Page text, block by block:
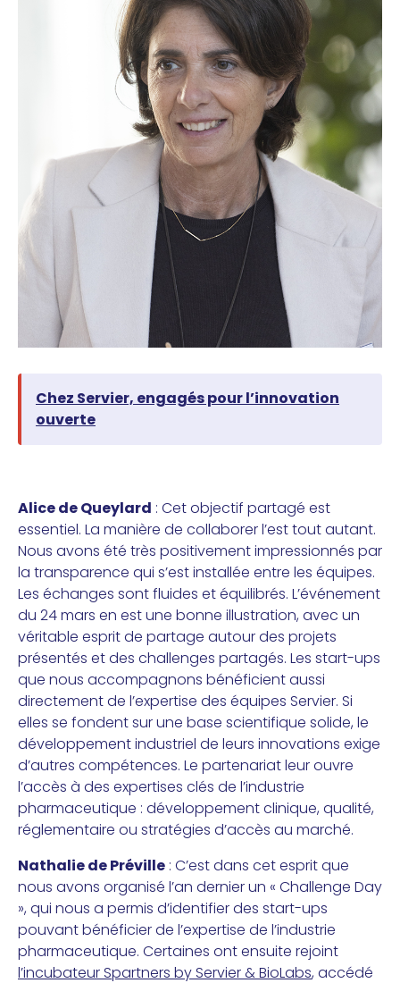
Chez Servier, engagés pour l’innovation
ouverte
Alice de Queylard : Cet objectif partagé est
essentiel. La manière de collaborer l’est tout autant.
Nous avons été très positivement impressionnés par
la transparence qui s’est installée entre les équipes.
Les échanges sont fluides et équilibrés. L’événement
du 24 mars en est une bonne illustration, avec un
véritable esprit de partage autour des projets
présentés et des challenges partagés. Les start-ups
que nous accompagnons bénéficient aussi
directement de l’expertise des équipes Servier. Si
elles se fondent sur une base scientifique solide, le
développement industriel de leurs innovations exige
d’autres compétences. Le partenariat leur ouvre
l’accès à des expertises clés de l’industrie
pharmaceutique : développement clinique, qualité,
réglementaire ou stratégies d’accès au marché.
Nathalie de Préville : C’est dans cet esprit que
nous avons organisé l’an dernier un « Challenge Day
», qui nous a permis d’identifier des start-ups
pouvant bénéficier de l’expertise de l’industrie
pharmaceutique. Certaines ont ensuite rejoint
l’incubateur Spartners by Servier & BioLabs, accédé